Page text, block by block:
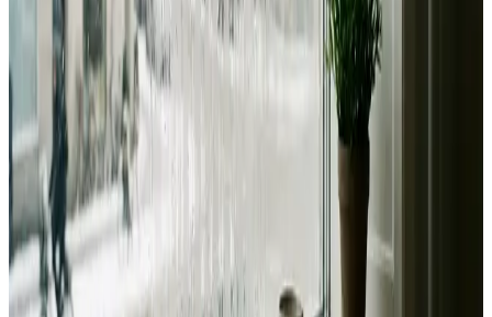
Landsdækkende service